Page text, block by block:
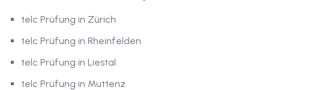
telc Prüfung in Zürich
telc Prüfung in Rheinfelden
telc Prüfung in Liestal
telc Prüfung in Muttenz